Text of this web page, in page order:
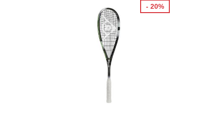
- 20%